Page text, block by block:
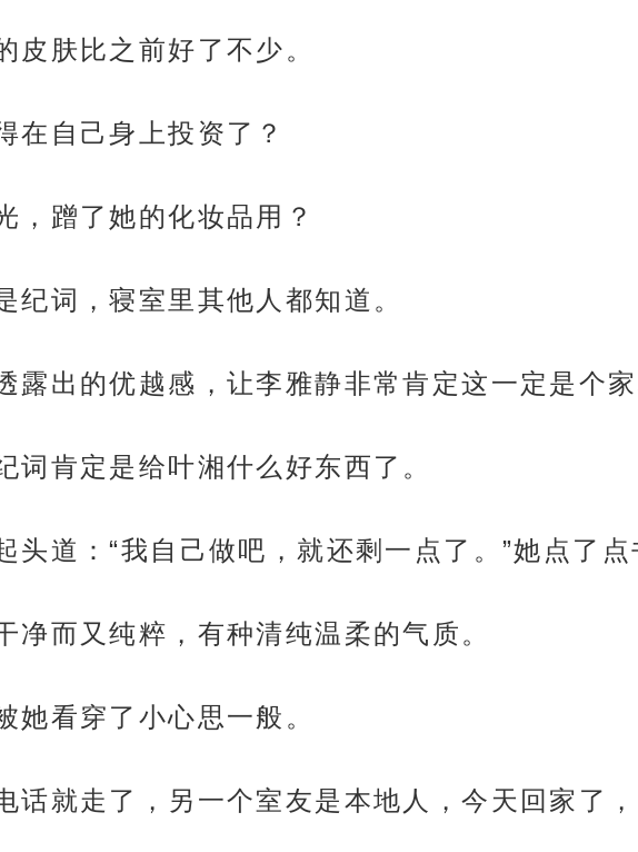
皮肤比之前好了不少。
在自己身上投资了？
，蹭了她的化妆品用？
纪词，寝室里其他人都知道。
露出的优越感，让李雅静非常肯定这一定是个
词肯定是给叶湘什么好东西了。
头道：“我自己做吧，就还剩一点了。”她点了
净而又纯粹，有种清纯温柔的气质。
她看穿了小心思一般。
话就走了，另一个室友是本地人，今天回家了